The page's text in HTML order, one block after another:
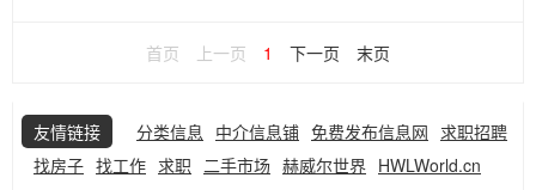
首页 上一页 1 下一页 末页
友情链接 分类信息 中介信息铺 免费发布信息网 求职招聘
找房子 找工作 求职 二手市场 赫威尔世界 HWLWorld.cn